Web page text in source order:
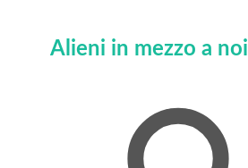
Alieni in mezzo a noi